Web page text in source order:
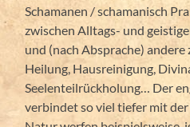
Schamanen / schamanisch
zwischen Alltags- und
und (nach Absprache)
Heilung, Hausreinigung,
Seelenteilrückholung… Der
verbindet so viel tiefer mit